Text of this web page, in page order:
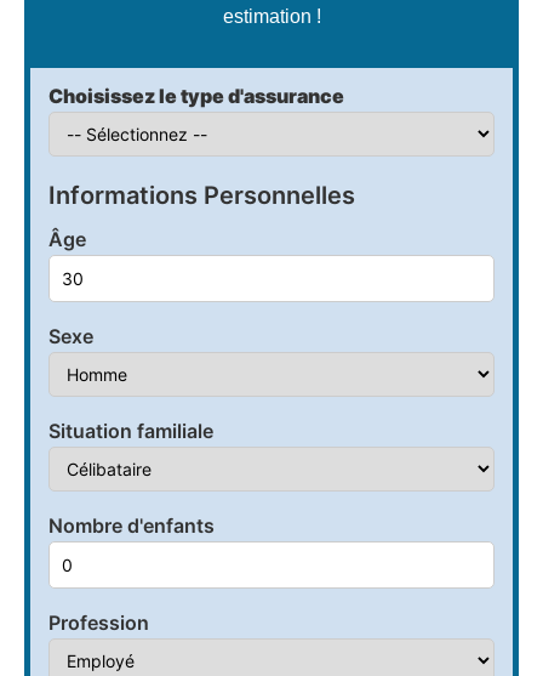
estimation !
Choisissez le type d'assurance
Informations Personnelles
Âge
Sexe
Situation familiale
Nombre d'enfants
Profession